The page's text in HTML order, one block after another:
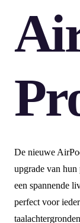
De nieuwe
upgrade van hun
een spannende
perfect voor